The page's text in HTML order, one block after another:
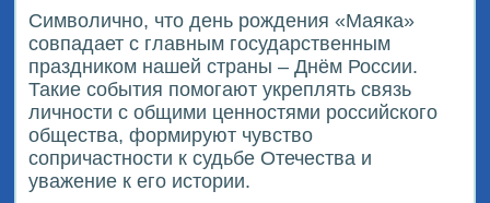
Символично, что день рождения «Маяка»
совпадает с главным государственным
праздником нашей страны – Днём России.
Такие события помогают укреплять связь
личности с общими ценностями российского
общества, формируют чувство
сопричастности к судьбе Отечества и
уважение к его истории.